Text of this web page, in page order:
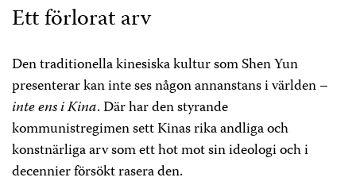
Ett förlorat arv
Den traditionella kinesiska kultur som Shen Yun
presenterar kan inte ses någon annanstans i världen –
inte ens i Kina. Där har den styrande
kommunistregimen sett Kinas rika andliga och
konstnärliga arv som ett hot mot sin ideologi och i
decennier försökt rasera den.